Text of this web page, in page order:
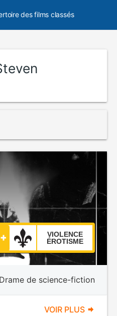
des films classés
VIOLENCE
ÉROTISME
Drame de science-fiction
VOIR PLUS